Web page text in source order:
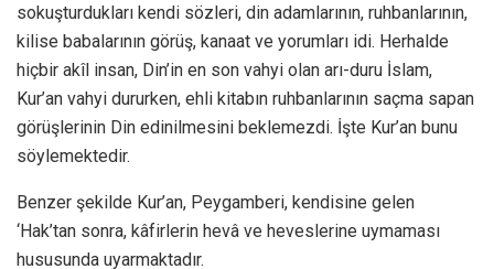
sokuşturdukları kendi sözleri, din adamlarının, ruhbanlarının,
kilise babalarının görüş, kanaat ve yorumları idi. Herhalde
hiçbir akîl insan, Din’in en son vahyi olan arı-duru İslam,
Kur’an vahyi dururken, ehli kitabın ruhbanlarının saçma sapan
görüşlerinin Din edinilmesini beklemezdi. İşte Kur’an bunu
söylemektedir.
Benzer şekilde Kur’an, Peygamberi, kendisine gelen
‘Hak’tan sonra, kâfirlerin hevâ ve heveslerine uymaması
hususunda uyarmaktadır.